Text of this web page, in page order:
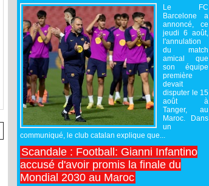
Le FC
Barcelone a
annoncé, ce
jeudi 6 août,
l'annulation
du match
amical que
son équipe
première
devait
disputer le 15
août à
Tanger, au
Maroc. Dans
un
communiqué, le club catalan explique que...
Scandale : Football: Gianni Infantino
accusé d'avoir promis la finale du
Mondial 2030 au Maroc